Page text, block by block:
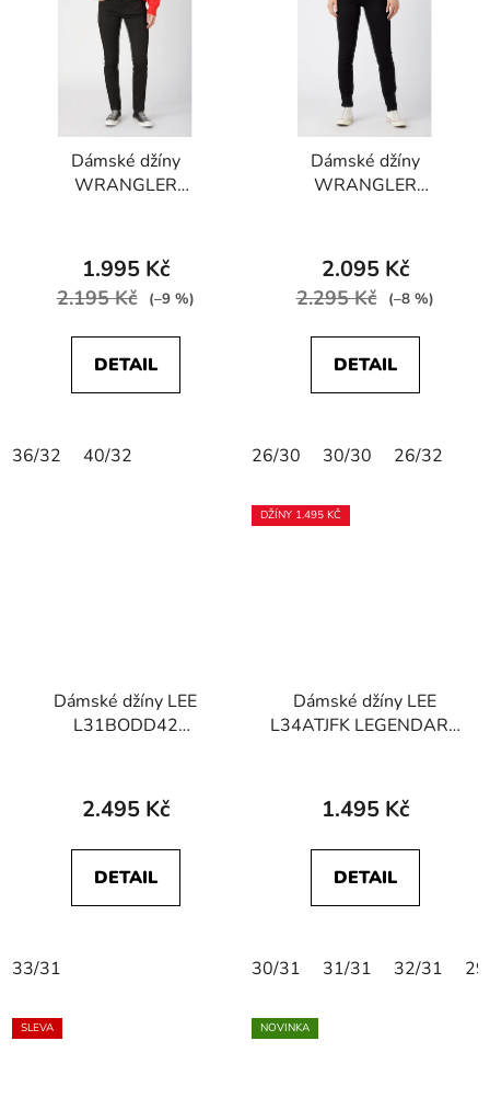
Dámské džíny
WRANGLER
1.995 Kč
2.195 Kč (–9 %)
DETAIL
36/32 40/32
Dámské džíny
WRANGLER
2.095 Kč
2.295 Kč (–8 %)
DETAIL
26/30 30/30 26/32
Dámské džíny LEE
L31BODD42
Mood Grey
2.495 Kč
DETAIL
33/31
DŽÍNY 1.495 KČ
Dámské džíny LEE
L34ATJFK LEGENDARY
1.495 Kč
DETAIL
30/31 31/31 32/31
SLEVA NOVINKA